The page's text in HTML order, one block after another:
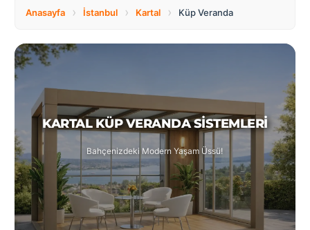
Anasayfa › İstanbul › Kartal › Küp Veranda
KARTAL KÜP VERANDA SISTEMLERI
Bahçenizdeki Modern Yaşam Üssü!
Bulgaria
Canada
Czech
Republic
Netherlands
Poland
Romania
Switzerland
Turkey
United